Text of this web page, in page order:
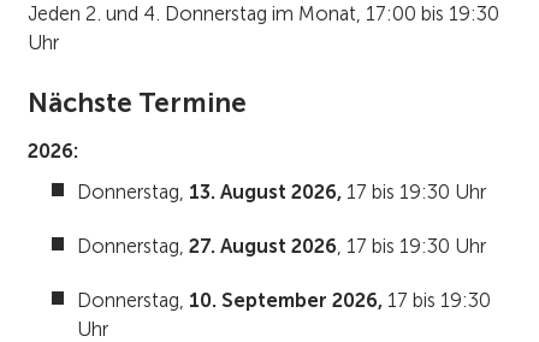
Jeden 2. und 4. Donnerstag im Monat, 17:00 bis 19:30
Uhr
Nächste Termine
2026:
Donnerstag, 13. August 2026, 17 bis 19:30 Uhr
Donnerstag,27. August 2026, 17 bis 19:30 Uhr
Donnerstag, 10. September 2026, 17 bis 19:30
Uhr